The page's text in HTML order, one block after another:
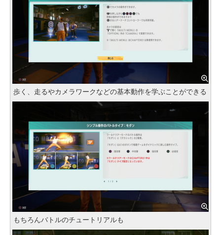
歩く、走るやカメラワークなどの基本動作を学ぶことができる
もちろんバトルのチュートリアルも